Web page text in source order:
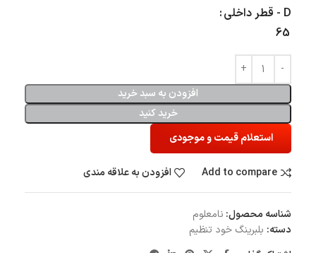
D - قطر داخلی
65
افزودن به سبد خرید
خرید کنید
استعلام قیمت و موجودی
Add to compare افزودن به علاقه مندی
شناسه محصول: نامعلوم
دسته: بلبرینگ‌ خود تنظیم